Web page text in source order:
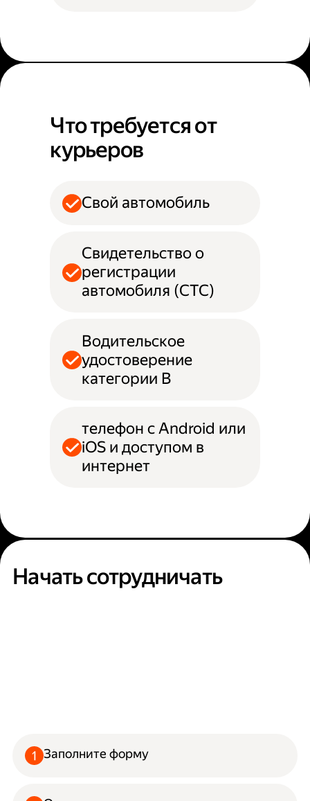
Что требуется от
курьеров
Свой автомобиль
Свидетельство о
регистрации
автомобиля (СТС)
Водительское
удостоверение
категории B
телефон с Android или
iOS и доступом в
интернет
Начать сотрудничать
Заполните форму